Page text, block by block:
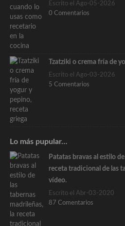
Escrito el Ago-05-2026
0 Comentarios
Tzatziki o crema fría de
Escrito el Ago-03-2026
5 Comentarios
Lo más pupular…
Patatas bravas al estilo
receta tradicional de las
vídeo.
Escrito el Abr-03-2020
87 Comentarios